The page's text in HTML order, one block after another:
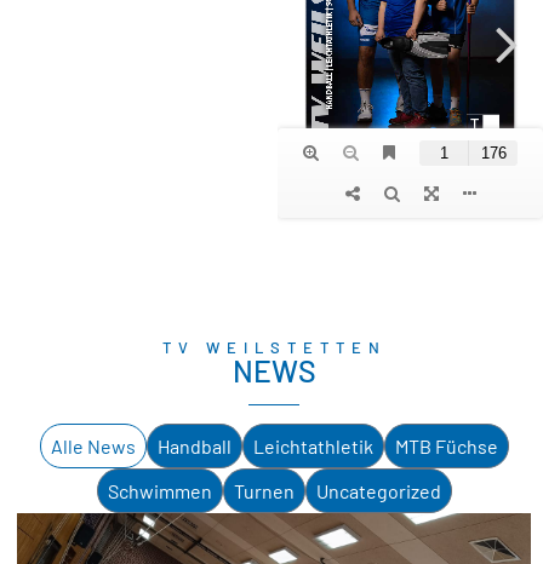
TV WEILSTETTEN
NEWS
Handball Leichtathletik
MTB Füchse
Schwimmen
Turnen Uncategorized
Alle News